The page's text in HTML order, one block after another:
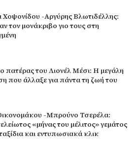
Χοψονίδου -Αργύρης Βλωτιδέλλης:
τον μονάκριβο γιο τους στη
πατέρας του Λιονέλ Μέσι: Η μεγάλη
που άλλαξε για πάντα τη ζωή του
-Μπρούνο Τσερέλα:
«μήνας του μέλιτος» γεμάτος
και εντυπωσιακά κλικ